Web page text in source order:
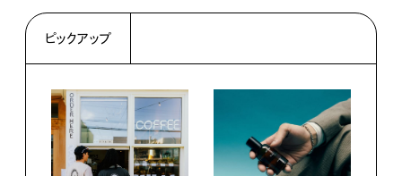
ピックアップ